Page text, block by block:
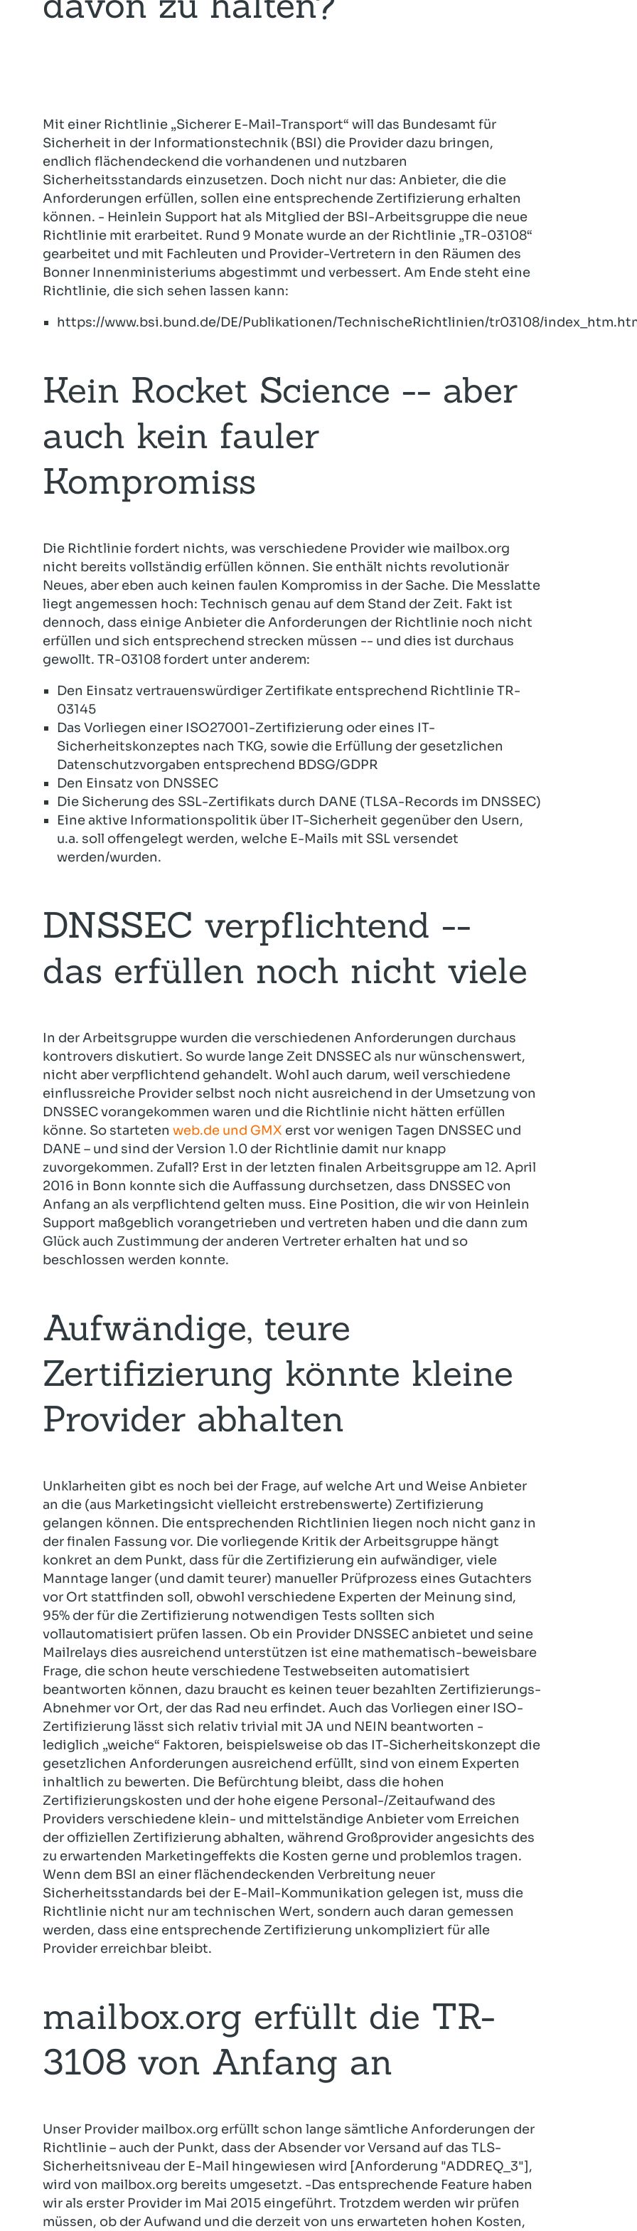
Mit einer Richtlinie „Sicherer E-Mail-Transport“ will das Bundesamt für
Sicherheit in der Informationstechnik (BSI) die Provider dazu bringen,
endlich flächendeckend die vorhandenen und nutzbaren
Sicherheitsstandards einzusetzen. Doch nicht nur das: Anbieter, die die
Anforderungen erfüllen, sollen eine entsprechende Zertifizierung erhalten
können. - Heinlein Support hat als Mitglied der BSI-Arbeitsgruppe die neue
Richtlinie mit erarbeitet. Rund 9 Monate wurde an der Richtlinie „TR-03108“
gearbeitet und mit Fachleuten und Provider-Vertretern in den Räumen des
Bonner Innenministeriums abgestimmt und verbessert. Am Ende steht eine
Richtlinie, die sich sehen lassen kann:
https://www.bsi.bund.de/DE/Publikationen/TechnischeRichtlinien/tr03108/
Kein Rocket Science -- aber
auch kein fauler
Kompromiss
Die Richtlinie fordert nichts, was verschiedene Provider wie mailbox.org
nicht bereits vollständig erfüllen können. Sie enthält nichts revolutionär
Neues, aber eben auch keinen faulen Kompromiss in der Sache. Die Messlatte
liegt angemessen hoch: Technisch genau auf dem Stand der Zeit. Fakt ist
dennoch, dass einige Anbieter die Anforderungen der Richtlinie noch nicht
erfüllen und sich entsprechend strecken müssen -- und dies ist durchaus
gewollt. TR-03108 fordert unter anderem:
Den Einsatz vertrauenswürdiger Zertifikate entsprechend Richtlinie TR-
03145
Das Vorliegen einer ISO27001-Zertifizierung oder eines IT-
Sicherheitskonzeptes nach TKG, sowie die Erfüllung der gesetzlichen
Datenschutzvorgaben entsprechend BDSG/GDPR
Den Einsatz von DNSSEC
Die Sicherung des SSL-Zertifikats durch DANE (TLSA-Records im DNSSEC)
Eine aktive Informationspolitik über IT-Sicherheit gegenüber den Usern,
u.a. soll offengelegt werden, welche E-Mails mit SSL versendet
werden/wurden.
DNSSEC verpflichtend --
das erfüllen noch nicht viele
In der Arbeitsgruppe wurden die verschiedenen Anforderungen durchaus
kontrovers diskutiert. So wurde lange Zeit DNSSEC als nur wünschenswert,
nicht aber verpflichtend gehandelt. Wohl auch darum, weil verschiedene
einflussreiche Provider selbst noch nicht ausreichend in der Umsetzung von
DNSSEC vorangekommen waren und die Richtlinie nicht hätten erfüllen
könne. So starteten web.de und GMX erst vor wenigen Tagen DNSSEC und
DANE – und sind der Version 1.0 der Richtlinie damit nur knapp
zuvorgekommen. Zufall? Erst in der letzten finalen Arbeitsgruppe am 12. April
2016 in Bonn konnte sich die Auffassung durchsetzen, dass DNSSEC von
Anfang an als verpflichtend gelten muss. Eine Position, die wir von Heinlein
Support maßgeblich vorangetrieben und vertreten haben und die dann zum
Glück auch Zustimmung der anderen Vertreter erhalten hat und so
beschlossen werden konnte.
Aufwändige, teure
Zertifizierung könnte kleine
Provider abhalten
Unklarheiten gibt es noch bei der Frage, auf welche Art und Weise Anbieter
an die (aus Marketingsicht vielleicht erstrebenswerte) Zertifizierung
gelangen können. Die entsprechenden Richtlinien liegen noch nicht ganz in
der finalen Fassung vor. Die vorliegende Kritik der Arbeitsgruppe hängt
konkret an dem Punkt, dass für die Zertifizierung ein aufwändiger, viele
Manntage langer (und damit teurer) manueller Prüfprozess eines Gutachters
vor Ort stattfinden soll, obwohl verschiedene Experten der Meinung sind,
95% der für die Zertifizierung notwendigen Tests sollten sich
vollautomatisiert prüfen lassen. Ob ein Provider DNSSEC anbietet und seine
Mailrelays dies ausreichend unterstützen ist eine mathematisch-beweisbare
Frage, die schon heute verschiedene Testwebseiten automatisiert
beantworten können, dazu braucht es keinen teuer bezahlten Zertifizierungs-
Abnehmer vor Ort, der das Rad neu erfindet. Auch das Vorliegen einer ISO-
Zertifizierung lässt sich relativ trivial mit JA und NEIN beantworten -
lediglich „weiche“ Faktoren, beispielsweise ob das IT-Sicherheitskonzept die
gesetzlichen Anforderungen ausreichend erfüllt, sind von einem Experten
inhaltlich zu bewerten. Die Befürchtung bleibt, dass die hohen
Zertifizierungskosten und der hohe eigene Personal-/Zeitaufwand des
Providers verschiedene klein- und mittelständige Anbieter vom Erreichen
der offiziellen Zertifizierung abhalten, während Großprovider angesichts des
zu erwartenden Marketingeffekts die Kosten gerne und problemlos tragen.
Wenn dem BSI an einer flächendeckenden Verbreitung neuer
Sicherheitsstandards bei der E-Mail-Kommunikation gelegen ist, muss die
Richtlinie nicht nur am technischen Wert, sondern auch daran gemessen
werden, dass eine entsprechende Zertifizierung unkompliziert für alle
Provider erreichbar bleibt.
mailbox.org erfüllt die TR-
3108 von Anfang an
Unser Provider mailbox.org erfüllt schon lange sämtliche Anforderungen der
Richtlinie – auch der Punkt, dass der Absender vor Versand auf das TLS-
Sicherheitsniveau der E-Mail hingewiesen wird [Anforderung "ADDREQ_3"],
wird von mailbox.org bereits umgesetzt. -Das entsprechende Feature haben
wir als erster Provider im Mai 2015 eingeführt. Trotzdem werden wir prüfen
müssen, ob der Aufwand und die derzeit von uns erwarteten hohen Kosten,